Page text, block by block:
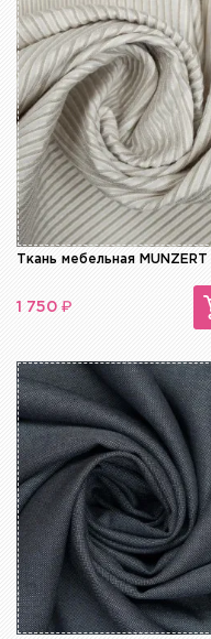
Ткань мебельная MUNZERT
1 750 ₽